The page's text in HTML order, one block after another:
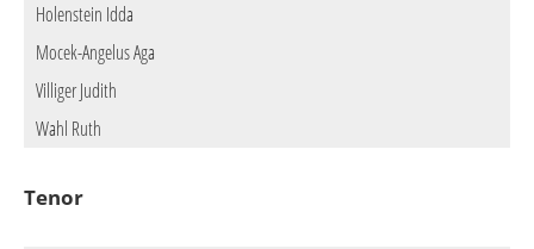
Holenstein Idda
Mocek-Angelus Aga
Villiger Judith
Wahl Ruth
Tenor